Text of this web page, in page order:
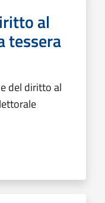
al
tessera
del diritto al